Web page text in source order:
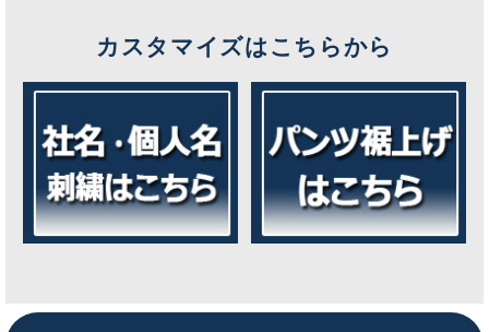
カスタマイズはこちらから